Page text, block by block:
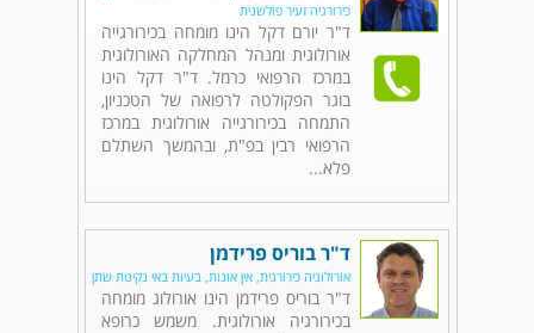
כירורגיה זעיר פולשנית
ד"ר יורם דקל הינו מומחה בכירורגייה
אורולוגית ומנהל המחלקה האורולוגית
במרכז הרפואי כרמל. ד"ר דקל הינו
בוגר הפקולטה לרפואה של הטכניון,
התמחה בכירורגייה אורולוגית במרכז
הרפואי רבין בפ"ת, ובהמשך השתלם
פלא...
ד"ר בוריס פרידמן
אורולוגיה כירורגית, אין אונות, בעיות באי נקיטת שתן
ד"ר בוריס פרידמן הינו אורולוג מומחה
בכירורגיה אורולוגית. משמש כרופא